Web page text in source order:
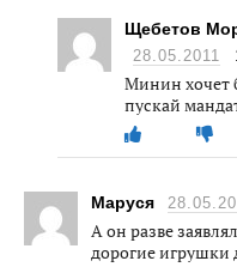
Щебетов
28.05.2011
Минин хочет
пускай
Маруся
А он разве
дорогие игрушки